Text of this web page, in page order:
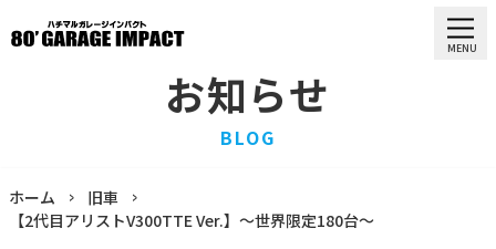
MENU
HOME
ホーム
お知らせ
BLOG
ホーム
旧車
【2代目アリストV300TTE Ver.】〜世界限定180台〜